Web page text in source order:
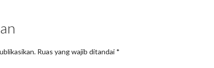
Ruas yang wajib ditandai *